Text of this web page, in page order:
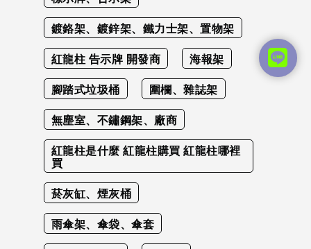
鍍鉻架、鍍鋅架、鐵力士架、置物架
紅龍柱 告示牌 開發商 海報架
腳踏式垃圾桶 圍欄、雜誌架
無塵室、不鏽鋼架、廠商
紅龍柱是什麼 紅龍柱購買 紅龍柱哪裡
買
菸灰缸、煙灰桶
雨傘架、傘袋、傘套